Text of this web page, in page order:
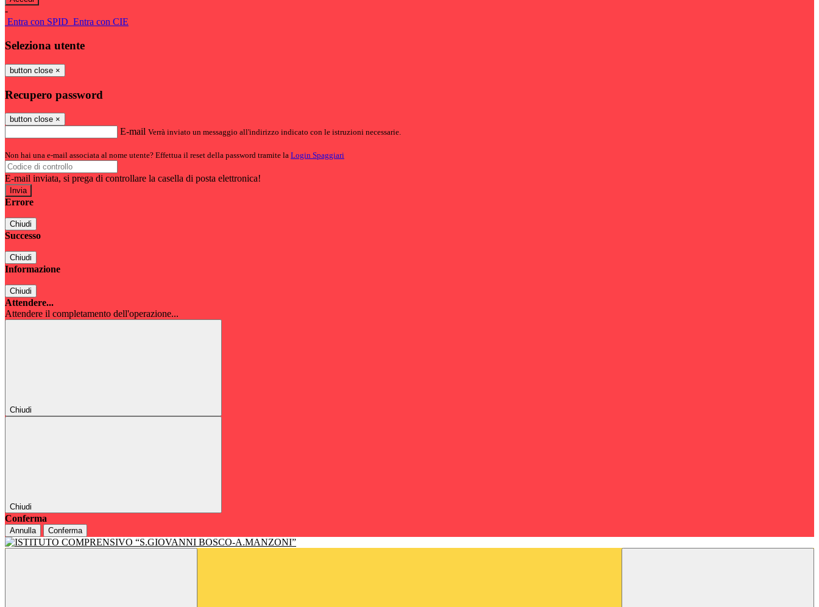
-
Entra con SPID Entra con CIE
Seleziona utente
button close ×
Recupero password
button close ×
E-mail Verrà inviato un messaggio all'indirizzo indicato con le istruzioni necessarie.
Non hai una e-mail associata al nome utente? Effettua il reset della password tramite la Login Spaggiari
E-mail inviata, si prega di controllare la casella di posta elettronica!
Errore
Chiudi
Successo
Chiudi
Informazione
Chiudi
Attendere...
Attendere il completamento dell'operazione...
Chiudi
Chiudi
Conferma
Annulla Conferma